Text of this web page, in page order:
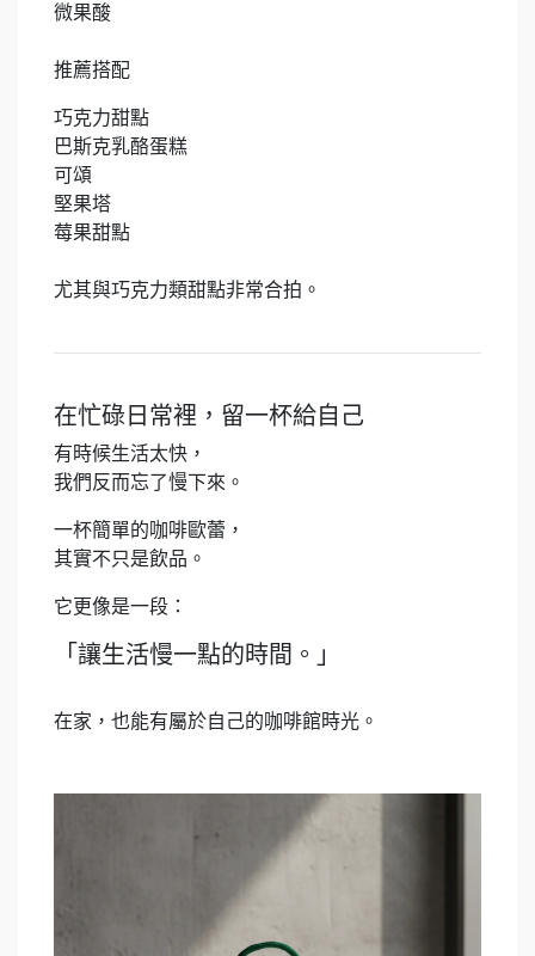
微果酸
推薦搭配
巧克力甜點
巴斯克乳酪蛋糕
可頌
堅果塔
莓果甜點
尤其與巧克力類甜點非常合拍。
在忙碌日常裡，留一杯給自己
有時候生活太快，
我們反而忘了慢下來。
一杯簡單的咖啡歐蕾，
其實不只是飲品。
它更像是一段：
「讓生活慢一點的時間。」
在家，也能有屬於自己的咖啡館時光。